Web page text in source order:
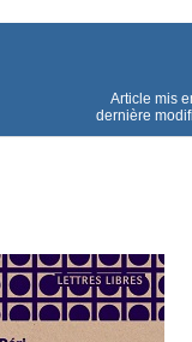
Article mis
dernière